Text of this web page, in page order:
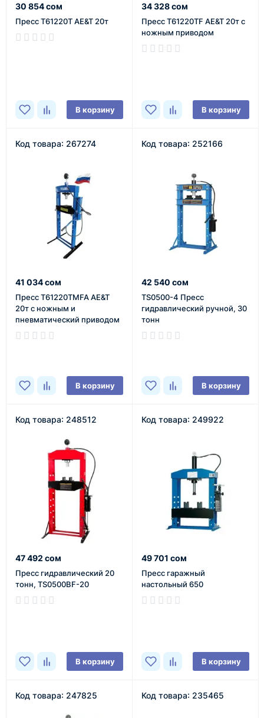
30 854 сом
Пресс T61220T AE&T 20т
В корзину
34 328 сом
Пресс T61220TF AE&T 20т с
ножным приводом
В корзину
Код товара: 267274
41 034 сом
Пресс T61220TMFA AE&T
20т с ножным и
пневматический приводом
В корзину
Код товара: 252166
42 540 сом
TS0500-4 Пресс
гидравлический ручной, 30
тонн
В корзину
Код товара: 248512
47 492 сом
Пресс гидравлический 20
тонн, TS0500BF-20
В корзину
Код товара: 249922
49 701 сом
Пресс гаражный
настольный 650
В корзину
Код товара: 247825 Код товара: 235465